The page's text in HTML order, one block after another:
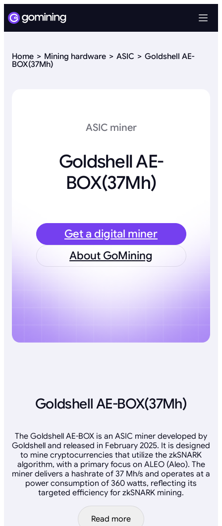
Home Mining hardware ASIC
Goldshell AE-
BOX(37Mh)
ASIC miner
Goldshell AE-
BOX(37Mh)
Get a digital miner
About GoMining
Goldshell AE-BOX(37Mh)
The Goldshell AE-BOX is an ASIC miner developed by
Goldshell and released in February 2025. It is designed
to mine cryptocurrencies that utilize the zkSNARK
algorithm, with a primary focus on ALEO (Aleo). The
miner delivers a hashrate of 37 Mh/s and operates at a
power consumption of 360 watts, reflecting its
targeted efficiency for zkSNARK mining.
Read more